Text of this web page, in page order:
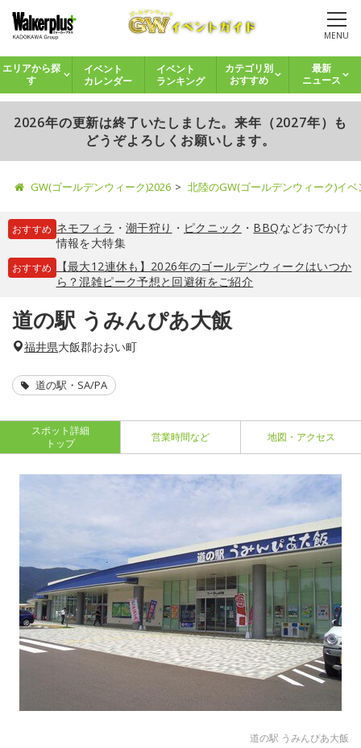
MENU
エリアから探
す
イベント
カレンダー
イベント
ランキング
カテゴリ別
おすすめ
最新
ニュース
2026年の更新は終了いたしました。来年（2027年）も
どうぞよろしくお願いします。
GW(ゴールデンウィーク)2026 北陸のGW(ゴールデンウィーク)イ
おすすめ ネモフィラ ・ 潮干狩り ・ ピクニック ・ BBQなどおでかけ
情報を大特集
おすすめ
【最大12連休も】2026年のゴールデンウィークはいつか
ら？混雑ピーク予想と回避術をご紹介
道の駅 うみんぴあ大飯
福井県大飯郡おおい町
道の駅・SA/PA
スポット詳細
トップ
営業時間など 地図・アクセス
道の駅 うみんぴあ大飯